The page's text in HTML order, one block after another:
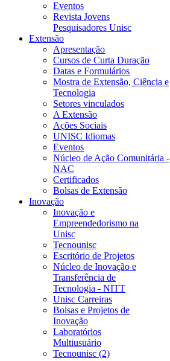
Eventos
Revista Jovens
Pesquisadores Unisc
Extensão
Apresentação
Cursos de Curta Duração
Datas e Formulários
Mostra de Extensão, Ciência e
Tecnologia
Setores vinculados
A Extensão
Ações Sociais
UNISC Idiomas
Eventos
Núcleo de Ação Comunitária -
NAC
Certificados
Bolsas de Extensão
Inovação
Inovação e
Empreendedorismo na
Unisc
Tecnounisc
Escritório de Projetos
Núcleo de Inovação e
Transferência de
Tecnologia - NITT
Unisc Carreiras
Bolsas e Projetos de
Inovação
Laboratórios
Multiusuário
Tecnounisc (2)